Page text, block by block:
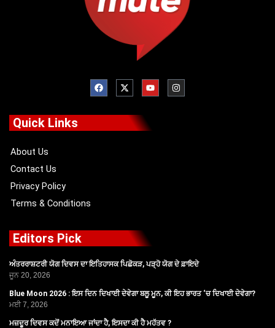
a
c
-
t
o
u
e
n
s
Quick Links
About Us
Contact Us
Privacy Policy
Terms & Conditions
Editors Pick
ਅੰਤਰਰਾਸ਼ਟਰੀ ਯੋਗ ਦਿਵਸ ਦਾ ਇਤਿਹਾਸਕ ਪਿਛੋਕੜ, ਪੜ੍ਹੋ ਯੋਗ ਦੇ ਫ਼ਾਇਦੇ
ਜੂਨ 20, 2026
Blue Moon 2026 : ਇਸ ਦਿਨ ਦਿਖਾਈ ਦੇਵੇਗਾ ਬਲੂ ਮੂਨ, ਕੀ ਇਹ ਭਾਰਤ ‘ਚ ਦਿਖਾਈ ਦੇਵੇਗਾ?
ਮਈ 7, 2026
ਮਜ਼ਦੂਰ ਦਿਵਸ ਕਦੋਂ ਮਨਾਇਆ ਜਾਂਦਾ ਹੈ, ਇਸਦਾ ਕੀ ਹੈ ਮਹੱਤਵ ?